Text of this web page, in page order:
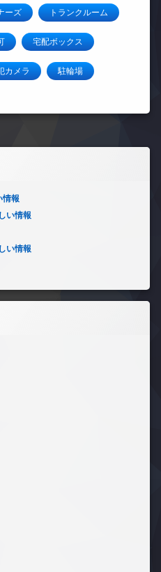
ーズ トランクルーム
宅配ボックス
カメラ 駐輪場
情報
い情報
い情報